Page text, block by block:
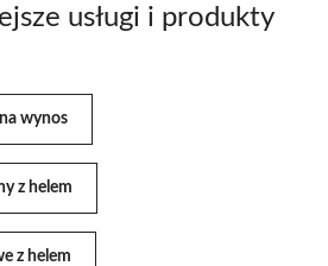
usługi i produkty
wynos
z helem
z helem